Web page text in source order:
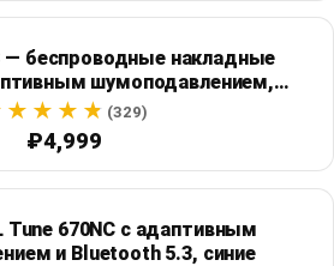
— беспроводные накладные
шумоподавлением,
и работой до 70 часов
(329)
₽4,999
Tune 670NC с адаптивным
и Bluetooth 5.3, синие